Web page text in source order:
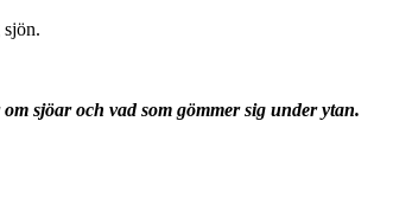
sjöar och vad som gömmer sig under ytan.